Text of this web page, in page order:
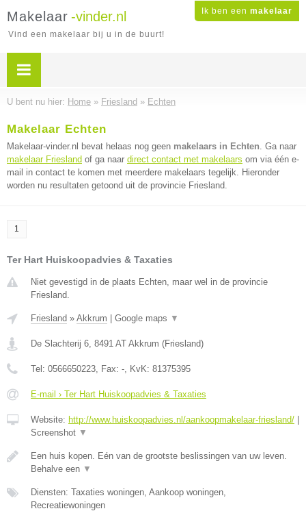
Ik ben een makelaar
Makelaar -vinder.nl
Vind een makelaar bij u in de buurt!
U bent nu hier: Home » Friesland » Echten
Makelaar Echten
Makelaar-vinder.nl bevat helaas nog geen makelaars in Echten. Ga naar
makelaar Friesland of ga naar direct contact met makelaars om via één e-
mail in contact te komen met meerdere makelaars tegelijk. Hieronder
worden nu resultaten getoond uit de provincie Friesland.
1
Ter Hart Huiskoopadvies & Taxaties
Niet gevestigd in de plaats Echten, maar wel in de provincie
Friesland.
Friesland » Akkrum Google maps ▼
De Slachterij 6, 8491 AT Akkrum (Friesland)
Tel: 0566650223, Fax: -, KvK: 81375395
E-mail › Ter Hart Huiskoopadvies & Taxaties
Website: http://www.huiskoopadvies.nl/aankoopmakelaar-friesland/
Screenshot ▼
Een huis kopen. Eén van de grootste beslissingen van uw leven.
Behalve een ▼
Diensten: Taxaties woningen, Aankoop woningen,
Recreatiewoningen